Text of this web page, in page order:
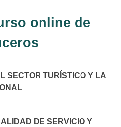
online de
SECTOR TURÍSTICO Y LA
DE SERVICIO Y